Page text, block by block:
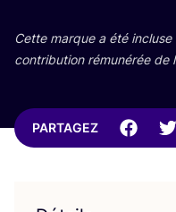
Cette marque a été incluse
contri­bu­tion rému­né­rée de
PARTAGEZ